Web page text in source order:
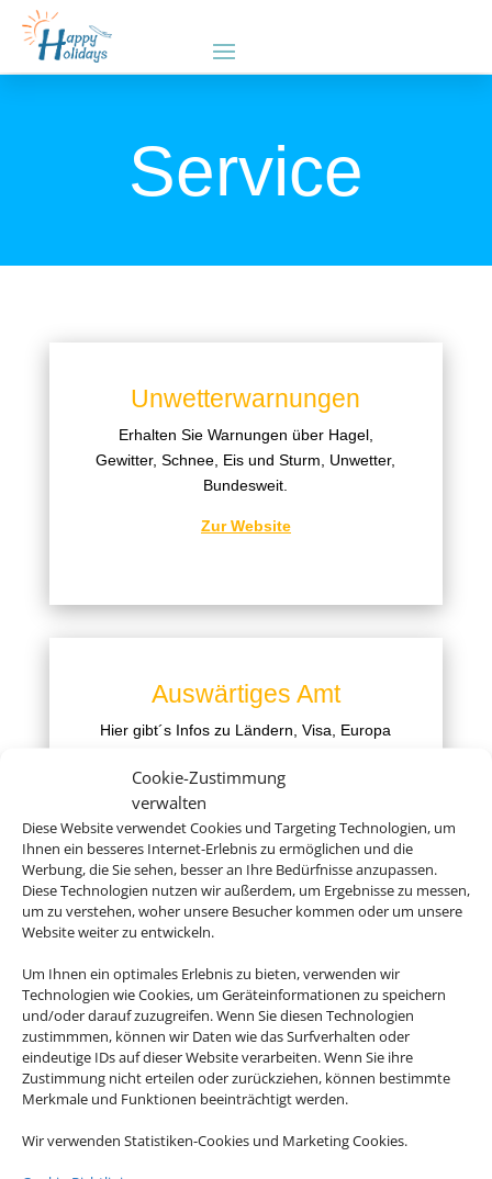
Cookie-Zustimmung
verwalten
Diese Website verwendet Cookies und Targeting Technologien, um
Ihnen ein besseres Internet-Erlebnis zu ermöglichen und die
Werbung, die Sie sehen, besser an Ihre Bedürfnisse anzupassen.
Diese Technologien nutzen wir außerdem, um Ergebnisse zu messen,
um zu verstehen, woher unsere Besucher kommen oder um unsere
Website weiter zu entwickeln.
Um Ihnen ein optimales Erlebnis zu bieten, verwenden wir
Technologien wie Cookies, um Geräteinformationen zu speichern
und/oder darauf zuzugreifen. Wenn Sie diesen Technologien
zustimmmen, können wir Daten wie das Surfverhalten oder
eindeutige IDs auf dieser Website verarbeiten. Wenn Sie ihre
Zustimmung nicht erteilen oder zurückziehen, können bestimmte
Merkmale und Funktionen beeinträchtigt werden.
Wir verwenden Statistiken-Cookies und Marketing Cookies.
Service
Unwetterwarnungen
Erhalten Sie Warnungen über Hagel,
Gewitter, Schnee, Eis und Sturm, Unwetter,
Bundesweit.
Zur Website
Auswärtiges Amt
Hier gibt´s Infos zu Ländern, Visa, Europa
Deutsche Visa und
Konsular Gesellschaft
Hier erhalten Sie Visa- und
Einreiseinformationen.
Zur Website